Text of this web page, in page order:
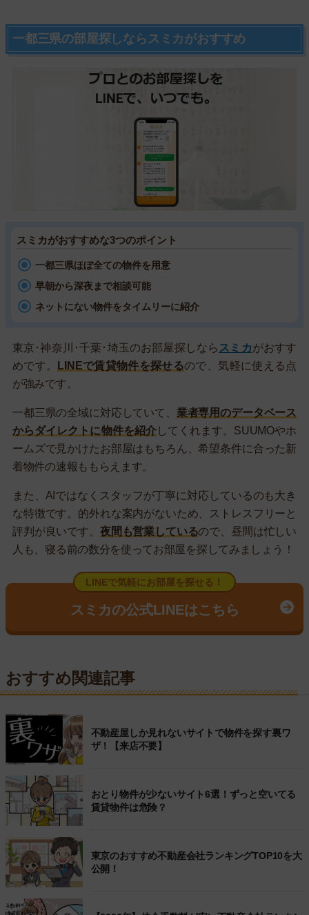
一都三県の部屋探しならスミカがおすすめ
スミカがおすすめな3つのポイント
一都三県ほぼ全ての物件を用意
早朝から深夜まで相談可能
ネットにない物件をタイムリーに紹介
東京･神奈川･千葉･埼玉のお部屋探しならスミカがおすす
めです。
LINEで賃貸物件を探せるので、気軽に使える点
が強みです。
一都三県の全域に対応していて、 業者専用のデータベース
からダイレクトに物件を紹介してくれます。SUUMOやホ
ームズで見かけたお部屋はもちろん、希望条件に合った新
着物件の速報ももらえます。
また、AIではなくスタッフが丁寧に対応しているのも大き
な特徴です。的外れな案内がないため、ストレスフリーと
評判が良いです。 夜間も営業しているので、昼間は忙しい
人も、寝る前の数分を使ってお部屋を探してみましょう！
LINEで気軽にお部屋を探せる！
スミカの公式LINEはこちら
おすすめ関連記事
不動産屋しか見れないサイトで物件を探す裏ワ
ザ！【来店不要】
おとり物件が少ないサイト6選！ずっと空いてる
賃貸物件は危険？
東京のおすすめ不動産会社ランキングTOP10を大
公開！